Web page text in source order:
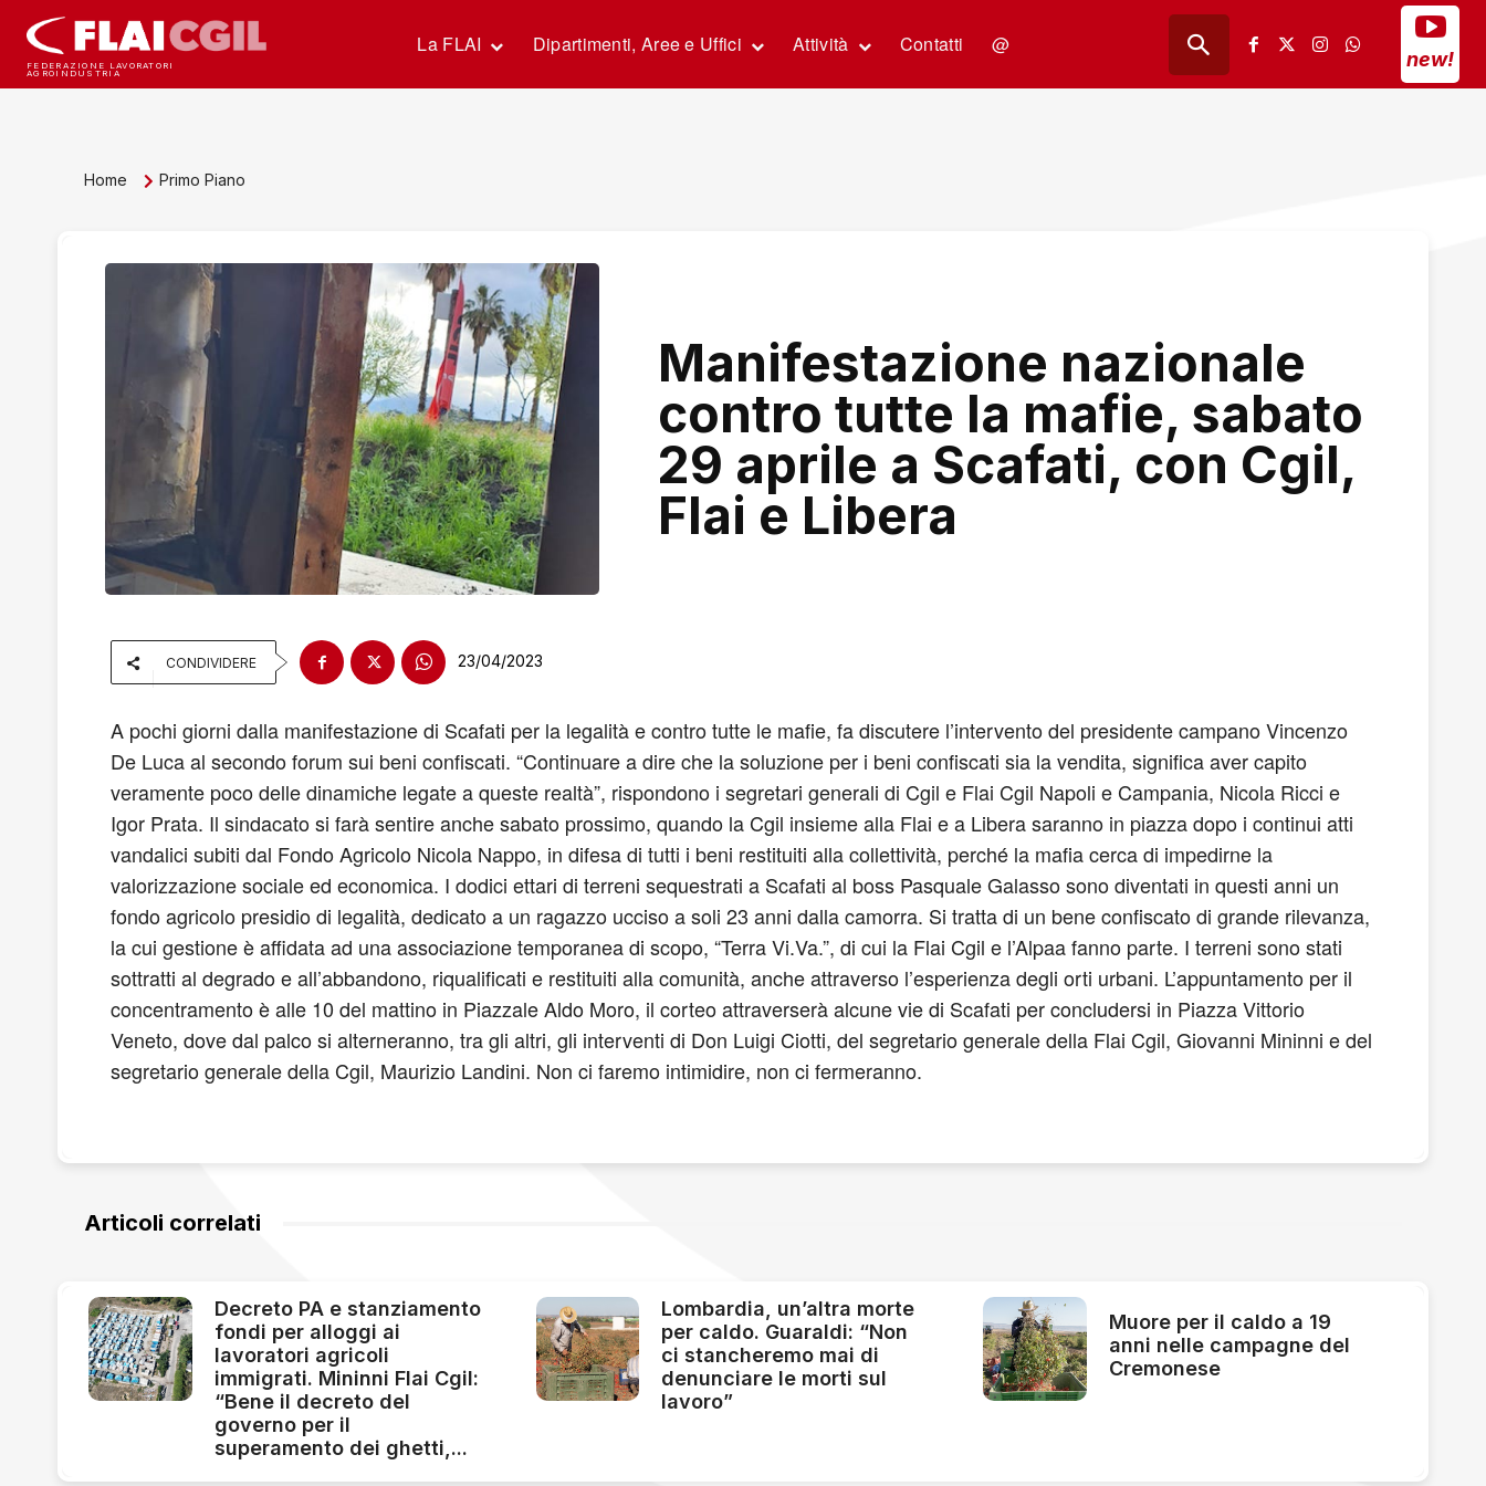
FEDERAZIONE LAVORATORI
AGROINDUSTRIA
La FLAI Dipartimenti, Aree e Uffici Attività Contatti @
new!
Home Primo Piano
Manifestazione nazionale
contro tutte la mafie, sabato
29 aprile a Scafati, con Cgil,
Flai e Libera
CONDIVIDERE 23/04/2023
A pochi giorni dalla manifestazione di Scafati per la legalità e contro tutte le mafie, fa discutere l’intervento del presidente campano Vincenzo
De Luca al secondo forum sui beni confiscati. “Continuare a dire che la soluzione per i beni confiscati sia la vendita, significa aver capito
veramente poco delle dinamiche legate a queste realtà”, rispondono i segretari generali di Cgil e Flai Cgil Napoli e Campania, Nicola Ricci e
Igor Prata. Il sindacato si farà sentire anche sabato prossimo, quando la Cgil insieme alla Flai e a Libera saranno in piazza dopo i continui atti
vandalici subiti dal Fondo Agricolo Nicola Nappo, in difesa di tutti i beni restituiti alla collettività, perché la mafia cerca di impedirne la
valorizzazione sociale ed economica. I dodici ettari di terreni sequestrati a Scafati al boss Pasquale Galasso sono diventati in questi anni un
fondo agricolo presidio di legalità, dedicato a un ragazzo ucciso a soli 23 anni dalla camorra. Si tratta di un bene confiscato di grande rilevanza,
la cui gestione è affidata ad una associazione temporanea di scopo, “Terra Vi.Va.”, di cui la Flai Cgil e l’Alpaa fanno parte. I terreni sono stati
sottratti al degrado e all’abbandono, riqualificati e restituiti alla comunità, anche attraverso l’esperienza degli orti urbani. L’appuntamento per il
concentramento è alle 10 del mattino in Piazzale Aldo Moro, il corteo attraverserà alcune vie di Scafati per concludersi in Piazza Vittorio
Veneto, dove dal palco si alterneranno, tra gli altri, gli interventi di Don Luigi Ciotti, del segretario generale della Flai Cgil, Giovanni Mininni e del
segretario generale della Cgil, Maurizio Landini. Non ci faremo intimidire, non ci fermeranno.
Articoli correlati
Decreto PA e stanziamento
fondi per alloggi ai
lavoratori agricoli
immigrati. Mininni Flai Cgil:
“Bene il decreto del
governo per il
superamento dei ghetti,...
Lombardia, un’altra morte
per caldo. Guaraldi: “Non
ci stancheremo mai di
denunciare le morti sul
lavoro”
Muore per il caldo a 19
anni nelle campagne del
Cremonese